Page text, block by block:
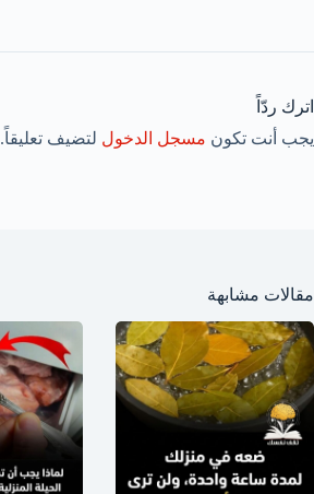
اترك ردّاً
يجب أنت تكون مسجل الدخول لتضيف تعليقاً.
مقالات مشابهة